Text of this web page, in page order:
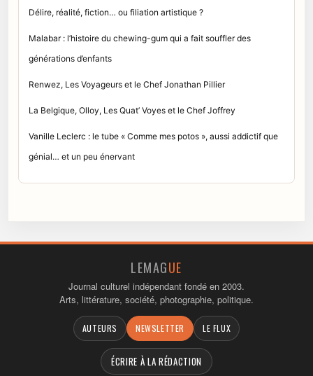
Délire, réalité, fiction… ou filiation artistique ?
Malabar : l’histoire du chewing-gum qui a fait souffler des
générations d’enfants
Renwez, Les Voyageurs et le Chef Jonathan Pillier
La Belgique, Olloy, Les Quat’ Voyes et le Chef Joffrey
Vanille Leclerc : le tube « Comme mes potos », aussi addictif que
génial… et un peu énervant
LEMAGUE
Journal culturel indépendant fondé en 2003.
Arts, littérature, société, photographie, politique.
AUTEURS NEWSLETTER LE FLUX
ÉCRIRE À LA RÉDACTION